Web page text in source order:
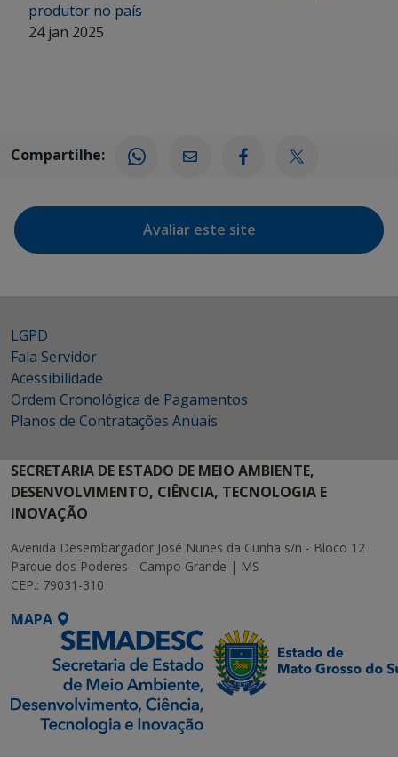
produtor no país
24 jan 2025
Compartilhe:
Avaliar este site
LGPD
Fala Servidor
Acessibilidade
Ordem Cronológica de Pagamentos
Planos de Contratações Anuais
SECRETARIA DE ESTADO DE MEIO AMBIENTE,
DESENVOLVIMENTO, CIÊNCIA, TECNOLOGIA E
INOVAÇÃO
Avenida Desembargador José Nunes da Cunha s/n - Bloco 12
Parque dos Poderes - Campo Grande | MS
CEP.: 79031-310
MAPA